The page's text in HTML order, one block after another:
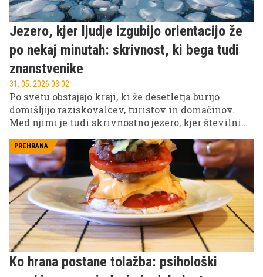
Jezero, kjer ljudje izgubijo orientacijo že
po nekaj minutah: skrivnost, ki bega tudi
znanstvenike
31. 05. 2026 03.02
Po svetu obstajajo kraji, ki že desetletja burijo
domišljijo raziskovalcev, turistov in domačinov.
Med njimi je tudi skrivnostno jezero, kjer številni
orientacije, zmedenosti in občutku, da "nekaj ni v
redu". Nekateri trdijo, da se tam kompasi obnašajo
nenavadno, drugi opisujejo občutek popolne
dezorientacije že po nekaj minutah.
PREHRANA
Ko hrana postane tolažba: psihološki